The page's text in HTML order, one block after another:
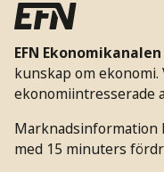
EFN
kunskap om ekonomi.
ekonomiintresserade
Marknadsinformation
med 15 minuters